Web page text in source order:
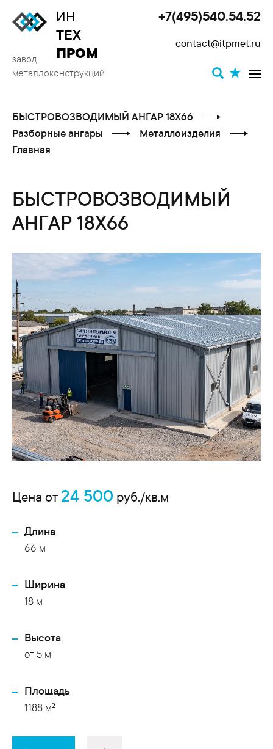
ИН
ТЕХ
ПРОМ
завод
металлоконструкций
+7(495)540.54.52
contact@itpmet.ru
БЫСТРОВОЗВОДИМЫЙ АНГАР 18X66
Разборные ангары
Металлоизделия
Главная
БЫСТРОВОЗВОДИМЫЙ
АНГАР 18X66
Цена от 24 500 руб./кв.м
Длина
66 м
Ширина
18 м
Высота
от 5 м
Площадь
1188 м²